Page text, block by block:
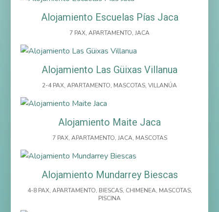
Alojamiento Escuelas Pías Jaca
7 PAX, APARTAMENTO, JACA
Alojamiento Las Güixas Villanua
2-4 PAX, APARTAMENTO, MASCOTAS, VILLANÚA
Alojamiento Maite Jaca
7 PAX, APARTAMENTO, JACA, MASCOTAS
Alojamiento Mundarrey Biescas
4-8 PAX, APARTAMENTO, BIESCAS, CHIMENEA, MASCOTAS,
PISCINA